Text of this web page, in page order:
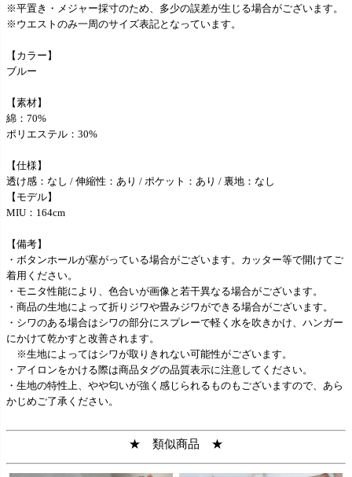
※平置き・メジャー採寸のため、多少の誤差が生じる場合がございます。
※ウエストのみ一周のサイズ表記となっています。
【カラー】
ブルー
【素材】
綿：70%
ポリエステル：30%
【仕様】
透け感：なし / 伸縮性：あり / ポケット：あり / 裏地：なし
【モデル】
MIU：164cm
【備考】
・ボタンホールが塞がっている場合がございます。カッター等で開けてご
着用ください。
・モニタ性能により、色合いが画像と若干異なる場合がございます。
・商品の生地によって折りジワや畳みジワができる場合がございます。
・シワのある場合はシワの部分にスプレーで軽く水を吹きかけ、ハンガー
にかけて乾かすと改善されます。
※生地によってはシワが取りきれない可能性がございます。
・アイロンをかける際は商品タグの品質表示に注意してください。
・生地の特性上、やや匂いが強く感じられるものもございますので、あら
かじめご了承ください。
★ 類似商品 ★